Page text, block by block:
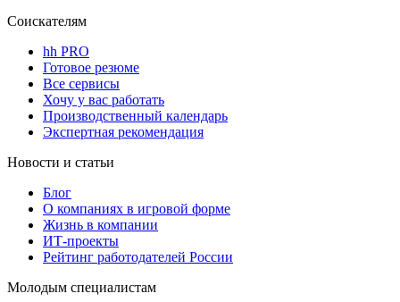
Соискателям
hh PRO
Готовое резюме
Все сервисы
Хочу у вас работать
Производственный календарь
Экспертная рекомендация
Новости и статьи
Блог
О компаниях в игровой форме
Жизнь в компании
ИТ-проекты
Рейтинг работодателей России
Молодым специалистам